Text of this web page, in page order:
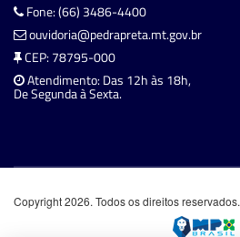
Fone: (66) 3486-4400
ouvidoria@pedrapreta.mt.gov.br
CEP: 78795-000
Atendimento: Das 12h às 18h,
De Segunda à Sexta.
Copyright 2026. Todos os direitos reservados.